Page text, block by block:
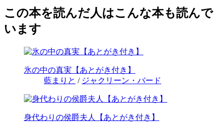
この本を読んだ人はこんな本も読んで
います
氷の中の真実【あとがき付き】
藍まりと / ジャクリーン・バード
身代わりの侯爵夫人【あとがき付き】